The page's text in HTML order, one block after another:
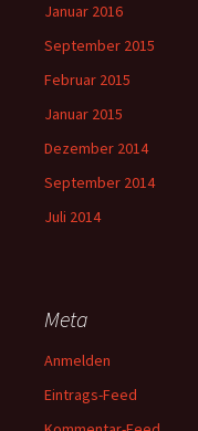
Januar 2016
September 2015
Februar 2015
Januar 2015
Dezember 2014
September 2014
Juli 2014
Meta
Anmelden
Eintrags-Feed